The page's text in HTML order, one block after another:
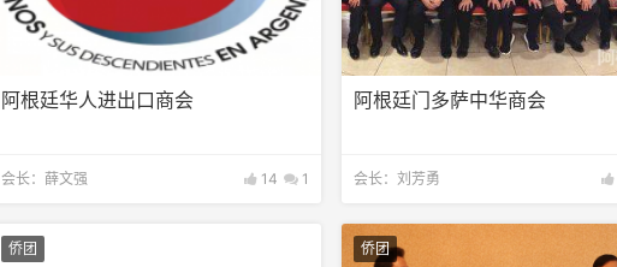
阿根廷华人进出口商会
会长：薛文强 14 1
阿根廷门多萨中华商会
会长：刘芳勇
侨团 侨团